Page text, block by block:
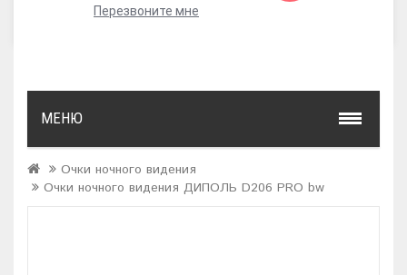
Перезвоните мне
МЕНЮ
Очки ночного видения
Очки ночного видения ДИПОЛЬ D206 PRO bw